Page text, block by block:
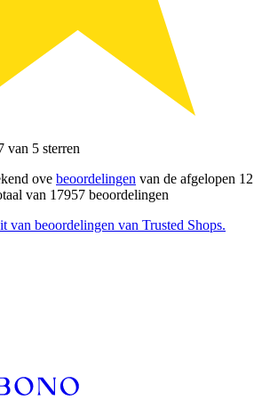
van 5 sterren
ove beoordelingen van de afgelopen 12
van 17957 beoordelingen
van beoordelingen van Trusted Shops.